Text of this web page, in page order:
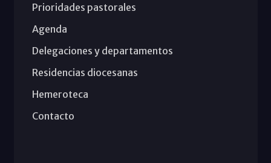
Prioridades pastorales
Agenda
Delegaciones y departamentos
Residencias diocesanas
Hemeroteca
Contacto